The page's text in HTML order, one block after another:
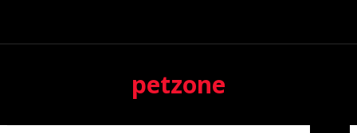
petzone